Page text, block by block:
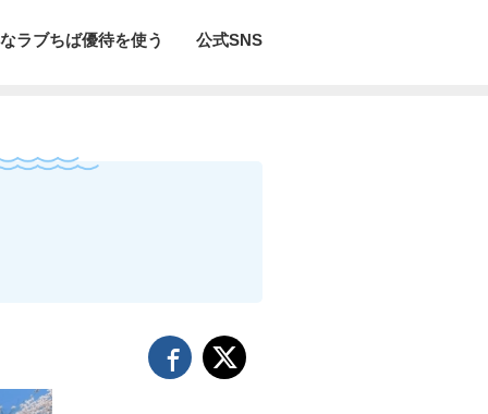
ラブちば優待を使う 公式SNS